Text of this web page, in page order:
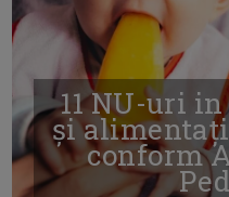
11 NU-uri
și
conform